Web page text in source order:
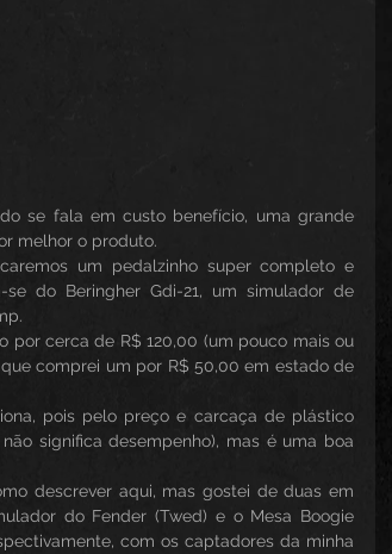
se fala em custo benefício, uma grande
melhor o produto.
um pedalzinho super completo e
do Beringher Gdi-21, um simulador de
por cerca de R$ 120,00 (um pouco mais ou
comprei um por R$ 50,00 em estado de
pois pelo preço e carcaça de plástico
significa desempenho), mas é uma boa
descrever aqui, mas gostei de duas em
do Fender (Twed) e o Mesa Boogie
com os captadores da minha